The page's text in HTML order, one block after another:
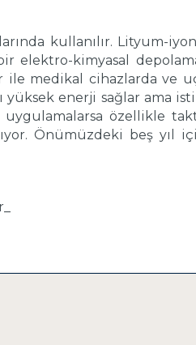
kullanılır. Lityum-
elektro-kimyasal
medikal cihazlarda ve
enerji sağlar ama
uygulamalarsa özellikle
Önümüzdeki beş yıl